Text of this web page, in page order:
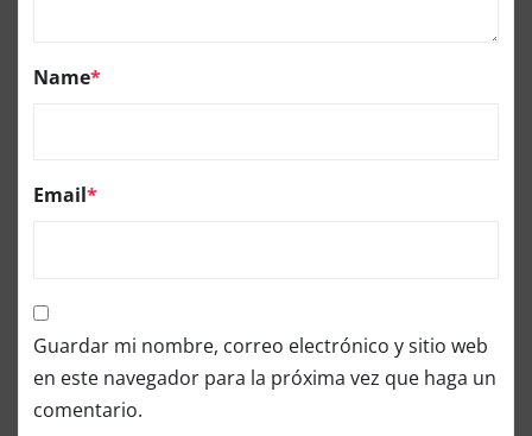
Name*
Email*
Guardar mi nombre, correo electrónico y sitio web
en este navegador para la próxima vez que haga un
comentario.